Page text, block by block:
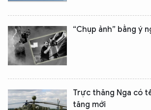
“Chụp ảnh” bằng ý
Trực thăng Nga có
tăng mới
XIN CHÀO,
TÔI LÀ CHATBOT CỦA
An Ninh Thủ Đô nhé. Tôi sẵn